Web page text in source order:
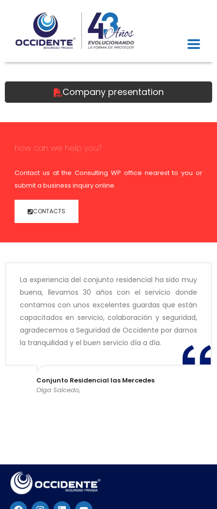
Company presentation
how can we help you?
Contact us at the Consulting WP office nearest to you or
submit a business inquiry online.
CONTACTS
La experiencia del conjunto residencial ha sido muy
buena, llevamos 30 años con el servicio donde
contamos con unos excelentes guardas que están
capacitados en servicio, colaboración y seguridad,
agradecemos a Seguridad de Occidente por darnos
la tranquilidad y el buen servicio día a día.
Conjunto Residencial las Mercedes
Olga Salcedo,